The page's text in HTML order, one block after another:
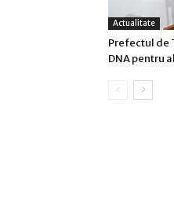
Actualitate
Prefectul de
DNA pentru